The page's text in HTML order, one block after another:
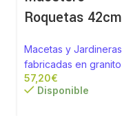
Roquetas 42cm
Macetas y Jardineras
fabricadas en granito
€
Disponible